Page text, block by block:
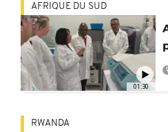
01:30
AFRIQUE DU SUD
RWANDA